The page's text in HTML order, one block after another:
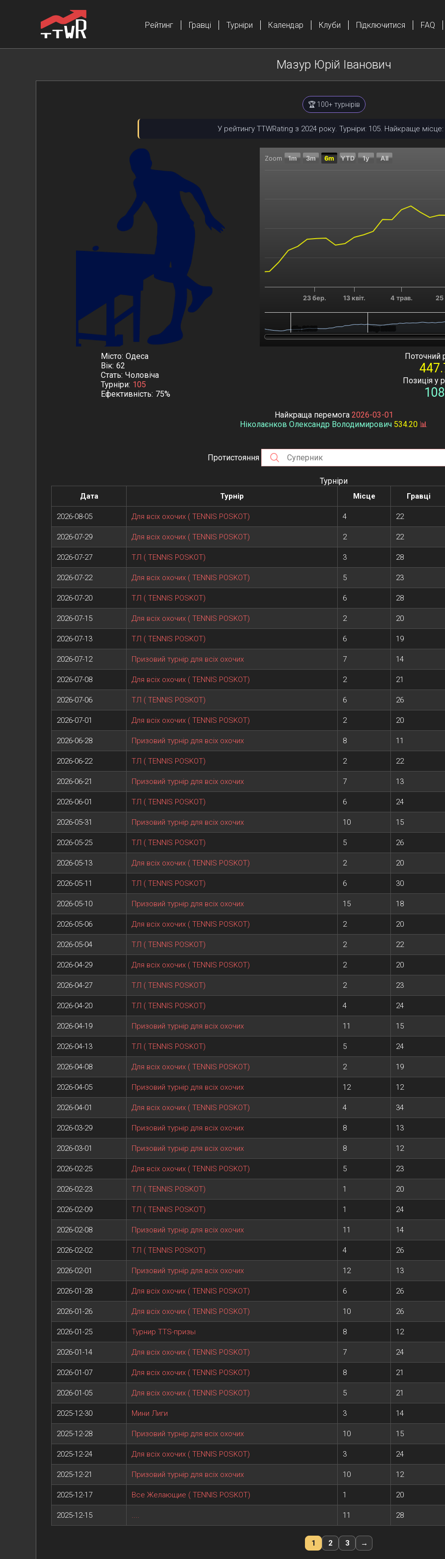
Рейтинг Гравці Турніри Календар Клуби Підключитися FAQ
Мазур Юрій Іванович
🏆 100+ турнірів
У рейтингу TTWRating з 2024 року. Турніри: 105. Найкраще місце:
Chart
Zoom 1m 3m 6m YTD 1y All
23 бер. 13 квіт. 4 трав. 25
Січ 2025
Січ 2025
Місто Одеса
Вік 62
Стать Чоловіча
Турніри 105
Ефективність 75%
Поточний
Позиція у
Найкраща перемога 2026-03-01
Ніколаєнков Олександр Володимирович 534.20 📊
Протистояння
Турніри
Дата Турнір Місце Гравці
2026-08-05 Для всіх охочих ( TENNIS POSKOT) 4 22
2026-07-29 Для всіх охочих ( TENNIS POSKOT) 2 22
2026-07-27 ТЛ ( TENNIS POSKOT) 3 28
2026-07-22 Для всіх охочих ( TENNIS POSKOT) 5 23
2026-07-20 ТЛ ( TENNIS POSKOT) 6 28
2026-07-15 Для всіх охочих ( TENNIS POSKOT) 2 20
2026-07-13 ТЛ ( TENNIS POSKOT) 6 19
2026-07-12 Призовий турнір для всіх охочих 7 14
2026-07-08 Для всіх охочих ( TENNIS POSKOT) 2 21
2026-07-06 ТЛ ( TENNIS POSKOT) 6 26
2026-07-01 Для всіх охочих ( TENNIS POSKOT) 2 20
2026-06-28 Призовий турнір для всіх охочих 8 11
2026-06-22 ТЛ ( TENNIS POSKOT) 2 22
2026-06-21 Призовий турнір для всіх охочих 7 13
2026-06-01 ТЛ ( TENNIS POSKOT) 6 24
2026-05-31 Призовий турнір для всіх охочих 10 15
2026-05-25 ТЛ ( TENNIS POSKOT) 5 26
2026-05-13 Для всіх охочих ( TENNIS POSKOT) 2 20
2026-05-11 ТЛ ( TENNIS POSKOT) 6 30
2026-05-10 Призовий турнір для всіх охочих 15 18
2026-05-06 Для всіх охочих ( TENNIS POSKOT) 2 20
2026-05-04 ТЛ ( TENNIS POSKOT) 2 22
2026-04-29 Для всіх охочих ( TENNIS POSKOT) 2 20
2026-04-27 ТЛ ( TENNIS POSKOT) 2 23
2026-04-20 ТЛ ( TENNIS POSKOT) 4 24
2026-04-19 Призовий турнір для всіх охочих 11 15
2026-04-13 ТЛ ( TENNIS POSKOT) 5 24
2026-04-08 Для всіх охочих ( TENNIS POSKOT) 2 19
2026-04-05 Призовий турнір для всіх охочих 12 12
2026-04-01 Для всіх охочих ( TENNIS POSKOT) 4 34
2026-03-29 Призовий турнір для всіх охочих 8 13
2026-03-01 Призовий турнір для всіх охочих 8 12
2026-02-25 Для всіх охочих ( TENNIS POSKOT) 5 23
2026-02-23 ТЛ ( TENNIS POSKOT) 1 20
2026-02-09 ТЛ ( TENNIS POSKOT) 1 24
2026-02-08 Призовий турнір для всіх охочих 11 14
2026-02-02 ТЛ ( TENNIS POSKOT) 4 26
2026-02-01 Призовий турнір для всіх охочих 12 13
2026-01-28 Для всіх охочих ( TENNIS POSKOT) 6 26
2026-01-26 Для всіх охочих ( TENNIS POSKOT) 10 26
2026-01-25 Турнир TTS-призы 8 12
2026-01-14 Для всіх охочих ( TENNIS POSKOT) 7 24
2026-01-07 Для всіх охочих ( TENNIS POSKOT) 8 21
2026-01-05 Для всіх охочих ( TENNIS POSKOT) 5 21
2025-12-30 Мини Лиги 3 14
2025-12-28 Призовий турнір для всіх охочих 10 15
2025-12-24 Для всіх охочих ( TENNIS POSKOT) 3 24
2025-12-21 Призовий турнір для всіх охочих 10 12
2025-12-17 Все Желающие ( TENNIS POSKOT) 1 20
2025-12-15 .... 11 28
1 2 3 →